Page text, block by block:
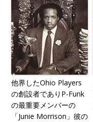
他界したOhio Players
の創設者でありP-Funk
の最重要メンバーの
「Junie Morrison」彼の